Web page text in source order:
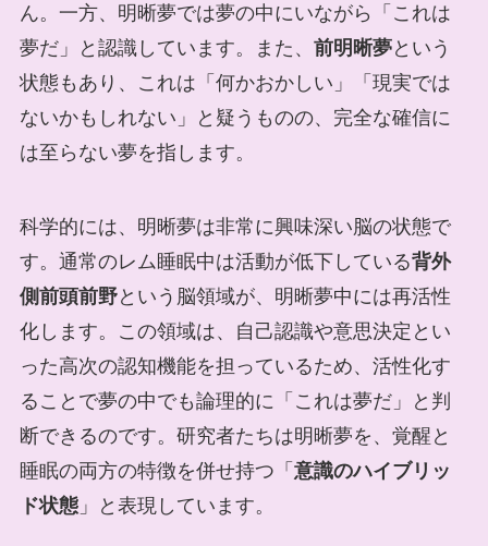
ん。一方、明晰夢では夢の中にいながら「これは
夢だ」と認識しています。また、 前明晰夢という
状態もあり、これは「何かおかしい」「現実では
ないかもしれない」と疑うものの、完全な確信に
は至らない夢を指します。
科学的には、明晰夢は非常に興味深い脳の状態で
す。通常のレム睡眠中は活動が低下している背外
側前頭前野という脳領域が、明晰夢中には再活性
化します。この領域は、自己認識や意思決定とい
った高次の認知機能を担っているため、活性化す
ることで夢の中でも論理的に「これは夢だ」と判
断できるのです。研究者たちは明晰夢を、覚醒と
睡眠の両方の特徴を併せ持つ「 意識のハイブリッ
ド状態」と表現しています。